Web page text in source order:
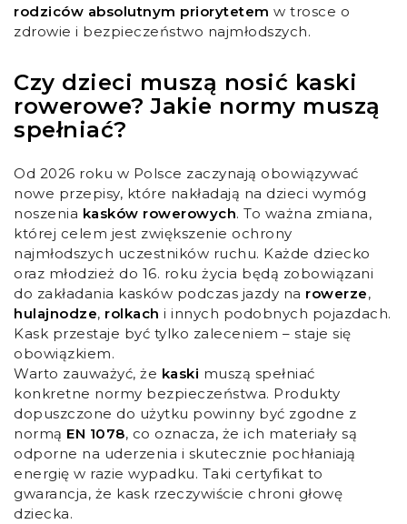
rodziców absolutnym priorytetem w trosce o
zdrowie i bezpieczeństwo najmłodszych.
Czy dzieci muszą nosić kaski
rowerowe? Jakie normy muszą
spełniać?
Od 2026 roku w Polsce zaczynają obowiązywać
nowe przepisy, które nakładają na dzieci wymóg
noszenia kasków rowerowych. To ważna zmiana,
której celem jest zwiększenie ochrony
najmłodszych uczestników ruchu. Każde dziecko
oraz młodzież do 16. roku życia będą zobowiązani
do zakładania kasków podczas jazdy na rowerze,
hulajnodze, rolkach i innych podobnych pojazdach.
Kask przestaje być tylko zaleceniem – staje się
obowiązkiem.
Warto zauważyć, że kaski muszą spełniać
konkretne normy bezpieczeństwa. Produkty
dopuszczone do użytku powinny być zgodne z
normą EN 1078, co oznacza, że ich materiały są
odporne na uderzenia i skutecznie pochłaniają
energię w razie wypadku. Taki certyfikat to
gwarancja, że kask rzeczywiście chroni głowę
dziecka.